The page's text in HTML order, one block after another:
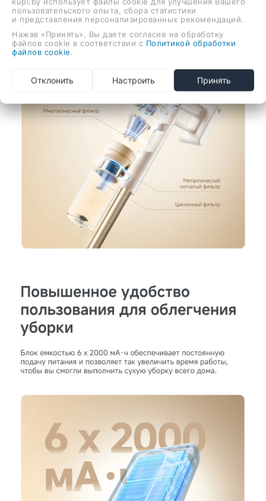
пользовательского опыта, сбора статистики
и представления персонализированных рекомендаций.
Нажав «Принять», Вы даете согласие на обработку
файлов cookie в соответствии с Политикой обработки
файлов cookie
Отклонить Настроить Принять